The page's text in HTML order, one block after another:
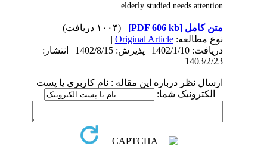
elderly studied needs attention.
متن کامل[PDF 606 kb]
نوع مطالعه:Original Article
|
دریافت: 1402/1/10 | پذیرش: 1402/8/15 | انتشار:
1403/2/23
ارسال نظر درباره این مقاله : نام کاربری یا پست
الکترونیک شما: